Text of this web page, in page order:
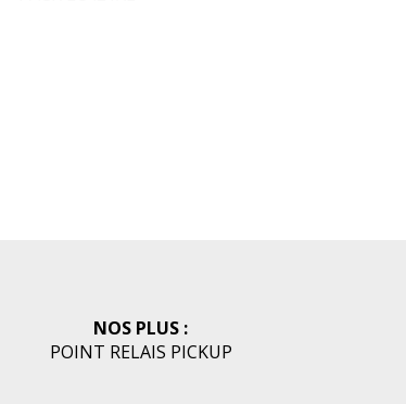
NOS PLUS :
POINT RELAIS PICKUP